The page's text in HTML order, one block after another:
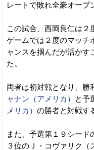
レートで敗れ全豪オープ
この試合、西岡良仁は２
ゲームでは２度のマッチ
ャンスを掴んだが活かす
た。
両者は初対戦となり、勝
ャナン（アメリカ）
と予
メリカ） の勝者と対戦す
また、予選第１９シード
３位のＪ・コヴァリク（